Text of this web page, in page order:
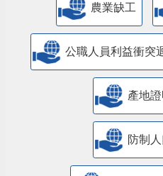
農業缺工
公職人員利益衝突
產地
防制